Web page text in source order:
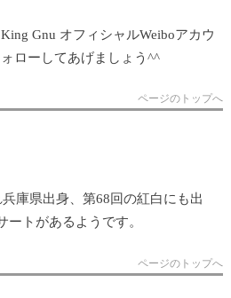
Gnu オフィシャルWeiboアカウ
ローしてあげましょう^^
ページのトップへ
兵庫県出身、第68回の紅白にも出
トがあるようです。
ページのトップへ